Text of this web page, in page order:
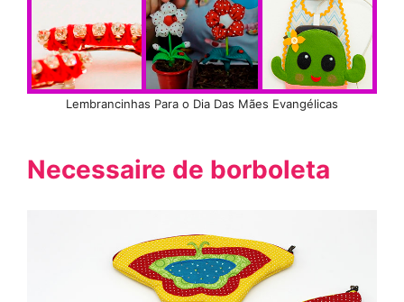
Lembrancinhas Para o Dia Das Mães Evangélicas
Necessaire de borboleta